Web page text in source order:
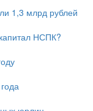
1,3 млрд рублей
НСПК?